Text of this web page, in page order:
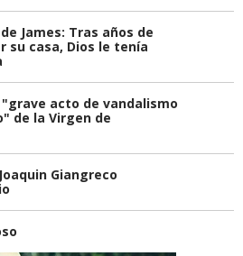
James: Tras años de
su casa, Dios le tenía
acto de vandalismo
de la Virgen de
Giangreco